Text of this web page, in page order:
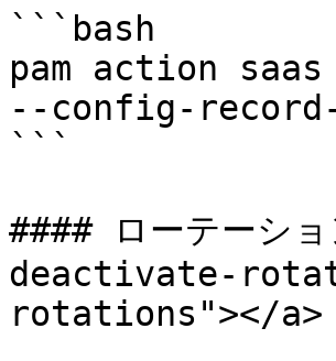
```bash
pam action saas
--config-record-
```
#### ローテーシ
deactivate-
rotations"></a>